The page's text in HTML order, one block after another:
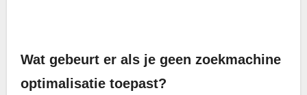
Wat gebeurt er als je geen zoekmachine
optimalisatie toepast?